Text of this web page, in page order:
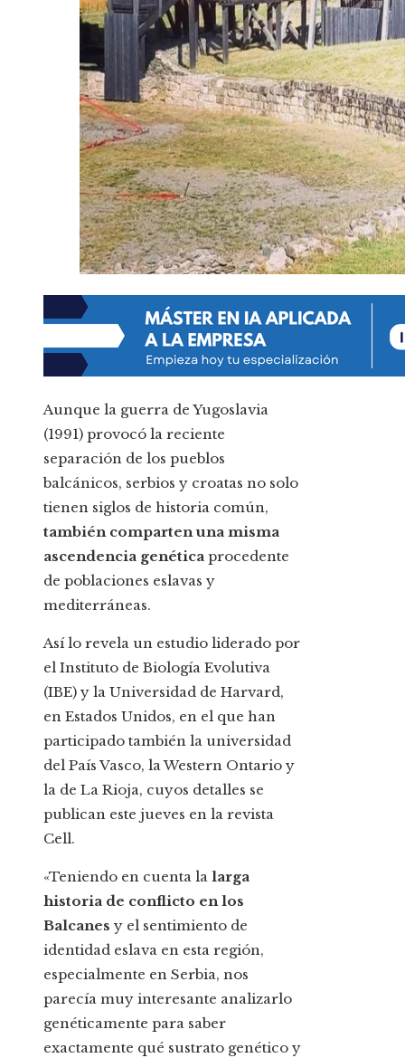
Aunque la guerra de Yugoslavia
(1991) provocó la reciente
separación de los pueblos
balcánicos, serbios y croatas no solo
tienen siglos de historia común,
también comparten una misma
ascendencia genética procedente
de poblaciones eslavas y
mediterráneas.
Así lo revela un estudio liderado por
el Instituto de Biología Evolutiva
(IBE) y la Universidad de Harvard,
en Estados Unidos, en el que han
participado también la universidad
del País Vasco, la Western Ontario y
la de La Rioja, cuyos detalles se
publican este jueves en la revista
Cell.
«Teniendo en cuenta la larga
historia de conflicto en los
Balcanes y el sentimiento de
identidad eslava en esta región,
especialmente en Serbia, nos
parecía muy interesante analizarlo
genéticamente para saber
exactamente qué sustrato genético y